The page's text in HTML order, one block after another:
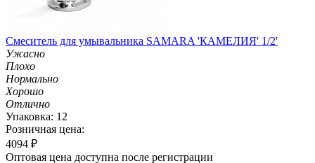
Смеситель для умывальника SAMARA 'КАМЕЛИЯ' 1/2'
Ужасно
Плохо
Нормально
Хорошо
Отлично
Упаковка: 12
Розничная цена:
4094 ₽
Оптовая цена доступна после регистрации